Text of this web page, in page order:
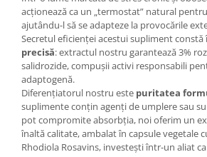
acționează ca un „termostat” natural
ajutându-l să se adapteze la provocările
Secretul eficienței acestui supliment constă
precisă: extractul nostru garantează 3%
salidrozide, compușii activi responsabili
adaptogenă.
Diferențiatorul nostru este puritatea
suplimente conțin agenți de umplere sau
pot compromite absorbția, noi oferim un
înaltă calitate, ambalat în capsule vegetale
Rhodiola Rosavins, investești într-un aliat